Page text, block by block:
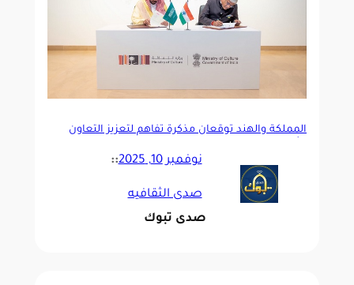
المملكة والهند توقّعان مذكرة تفاهم لتعزيز التعاون
نوفمبر 10, 2025 ::
صدى الثقافيه
صدى تبوك